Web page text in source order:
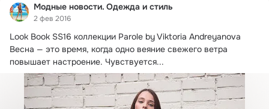
Модные новости. Одежда и стиль
2 фев 2016
Look Book SS16 коллекции Parole by Viktoria Andreyanova
Весна — это время, когда одно веяние свежего ветра
повышает настроение. Чувствуется...